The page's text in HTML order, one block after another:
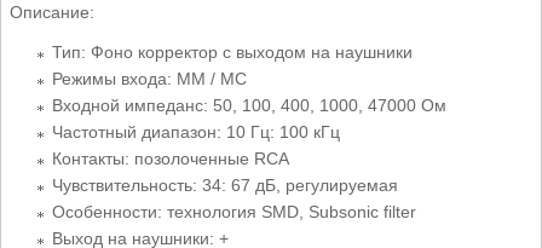
Описание:
Тип: Фоно корректор с выходом на наушники
Режимы входа: MM / MC
Входной импеданс: 50, 100, 400, 1000, 47000 Ом
Частотный диапазон: 10 Гц: 100 кГц
Контакты: позолоченные RCA
Чувствительность: 34: 67 дБ, регулируемая
Особенности: технология SMD, Subsonic filter
Выход на наушники: +